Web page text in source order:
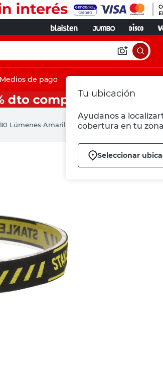
Tu ubicación
Ayudanos a
cobertura en tu
Seleccionar
Medios de pago
Lúmenes Amarilla Stanley